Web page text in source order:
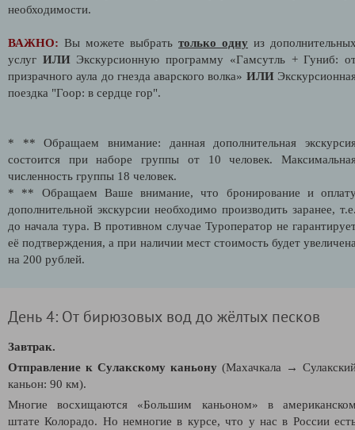
необходимости.
ВАЖНО: Вы можете выбрать только одну из
услуг ИЛИЭкскурсионную программу «Гамсутль + Гуниб:
призрачного аула до гнезда аварского волка» ИЛИ
поездка "Гоор: в сердце гор".
* ** Обращаем внимание: данная дополнительная
состоится при наборе группы от 10 человек.
численность группы 18 человек.
* ** Обращаем Ваше внимание, что бронирование и
дополнительной экскурсии необходимо производить заранее,
до начала тура. В противном случае Туроператор не
её подтверждения, а при наличии мест стоимость будет
на 200 рублей.
День 4: От бирюзовых вод до жёлтых песков
Завтрак.
Отправление к Сулакскому каньону (Махачкала →
каньон: 90 км).
Многие восхищаются «Большим каньоном» в
штате Колорадо. Но немногие в курсе, что у нас в России